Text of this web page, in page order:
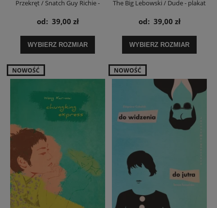
Przekręt / Snatch Guy Richie -
plakat
od: 39,00 zł
WYBIERZ ROZMIAR
The Big Lebowski / Dude - plakat
od: 39,00 zł
WYBIERZ ROZMIAR
NOWOŚĆ NOWOŚĆ